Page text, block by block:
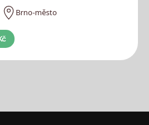
Brno-město